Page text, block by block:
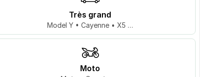
Très grand
Model Y • Cayenne • X5 …
Moto